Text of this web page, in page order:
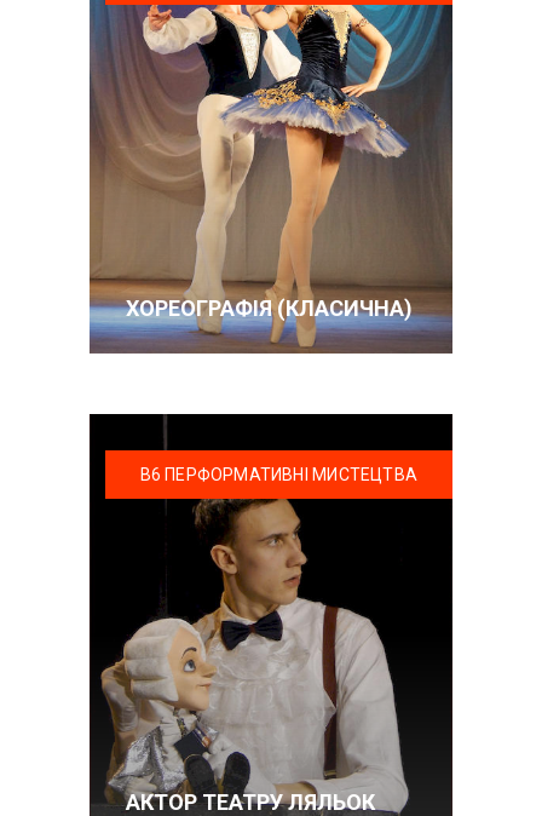
ХОРЕОГРАФІЯ (КЛАСИЧНА)
В6 ПЕРФОРМАТИВНІ МИСТЕЦТВА
АКТОР ТЕАТРУ ЛЯЛЬОК